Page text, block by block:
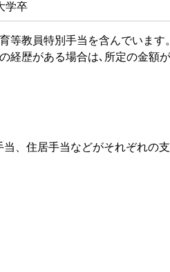
学卒
等教員特別手当を含んでいます。
経歴がある場合は､所定の金額
、住居手当などがそれぞれの